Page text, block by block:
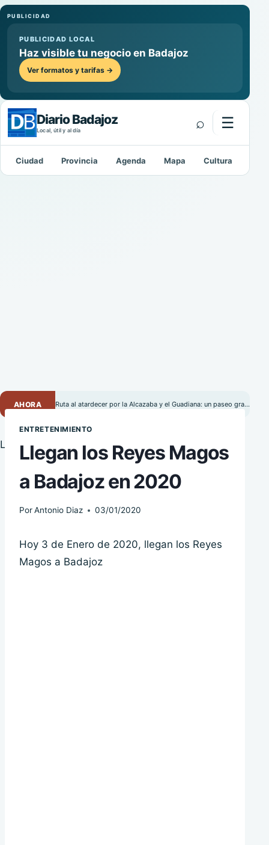
PUBLICIDAD
PUBLICIDAD LOCAL
Haz visible tu negocio en Badajoz
Ver formatos y tarifas →
Diario Badajoz
Local, útil y al día ⌕ ☰Abrir
Buscar:
Ciudad Provincia Agenda Mapa Cultura
AHORA Ruta al atardecer por la Alcazaba y el Guadiana: un paseo gratuito por Badajoz
ENTRETENIMIENTO
Llegan los Reyes Magos
a Badajoz en 2020
PorAntonio Diaz 03/01/2020
Hoy 3 de Enero de 2020, llegan los Reyes
Magos a Badajoz